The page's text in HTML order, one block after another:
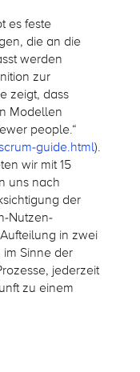
es feste
die an die
werden
zur
zeigt, dass
Modellen
people.“
guide.html).
wir mit 15
uns nach
der
Nutzen-
in zwei
Sinne der
jederzeit
zu einem